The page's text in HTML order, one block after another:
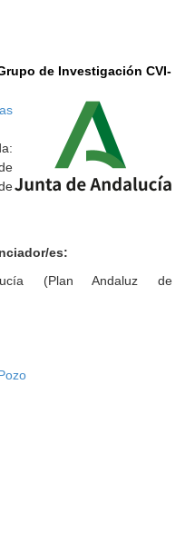
de Investigación CVI-
es:
(Plan Andaluz de